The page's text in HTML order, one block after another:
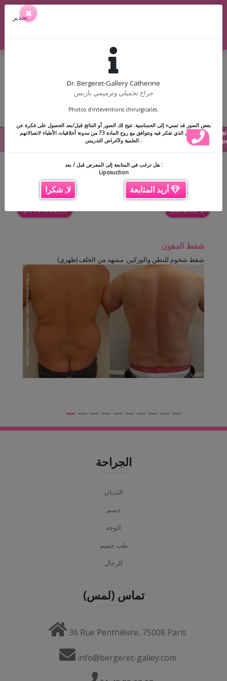
Liposuction
Précédente Suivante
شفط الدهون
شفط شحوم للبطن والوركين. مشهد من الخلف (ظهري)
تحذير×
Dr. Bergeret-Gallery Catherine
جراح تجميلي وترميمي باريس
Photos d'inteventions chirurgicales.
بعض الصور قد تسيء إلى الحساسية. تتيح لك الصور أو النتائج قبل/بعد الحصول على فكرة عن
نوع التدخل الذي تفكر فيه وتتوافق مع روح المادة 73 من مدونة أخلاقيات الأطباء لاتصالاتهم
العلمية ولأغراض التدريس..
هل ترغب في المتابعة إلى المعرض قبل / بعد :
Liposuction
لا, شكرا أريد المتابعة
الجراحة
الثديان
جسم
الوجه
طب حميم
للرجال
تماس (لمس)
36 Rue Penthièvre, 75008 Paris
info@bergeret-galley.com